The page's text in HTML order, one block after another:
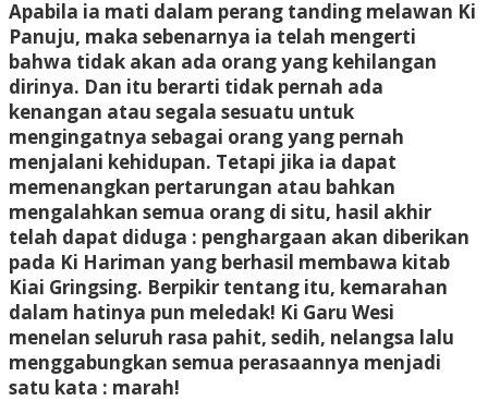
Apabila ia mati dalam perang tanding melawan Ki
Panuju, maka sebenarnya ia telah mengerti
bahwa tidak akan ada orang yang kehilangan
dirinya. Dan itu berarti tidak pernah ada
kenangan atau segala sesuatu untuk
mengingatnya sebagai orang yang pernah
menjalani kehidupan. Tetapi jika ia dapat
memenangkan pertarungan atau bahkan
mengalahkan semua orang di situ, hasil akhir
telah dapat diduga : penghargaan akan diberikan
pada Ki Hariman yang berhasil membawa kitab
Kiai Gringsing. Berpikir tentang itu, kemarahan
dalam hatinya pun meledak! Ki Garu Wesi
menelan seluruh rasa pahit, sedih, nelangsa lalu
menggabungkan semua perasaannya menjadi
satu kata : marah!